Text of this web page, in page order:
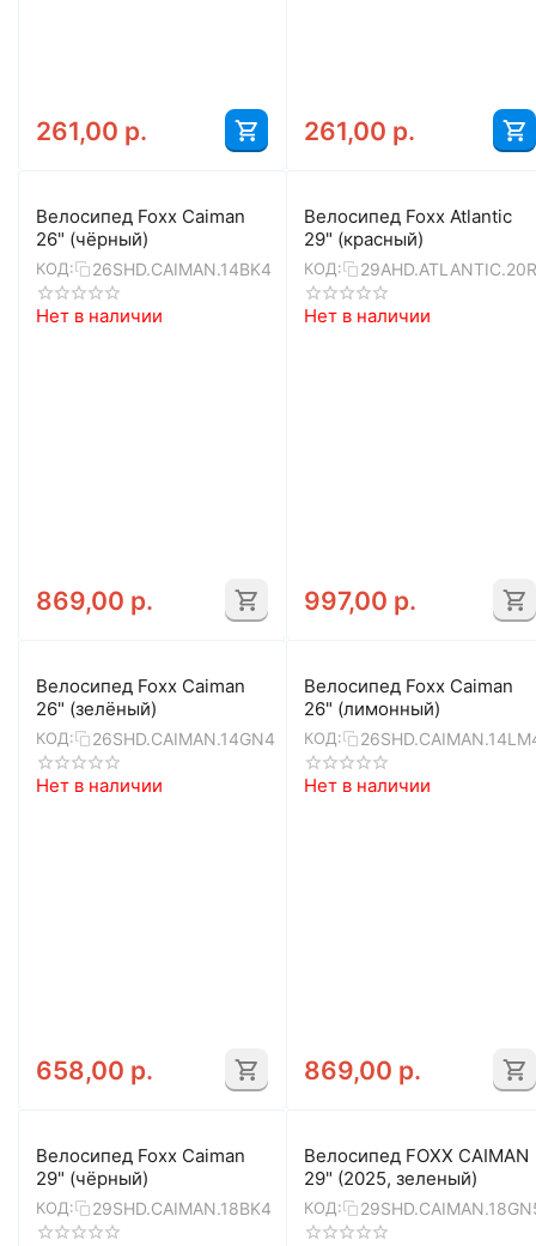
261,00 р. 261,00 р.
Велосипед Foxx Caiman
26" (чёрный)
КОД: 26SHD.CAIMAN.14BK4
Нет в наличии
869,00 р.
Велосипед Foxx Atlantic
29" (красный)
КОД:
Нет в наличии
997,00 р.
Велосипед Foxx Caiman
26" (зелёный)
КОД: 26SHD.CAIMAN.14GN4
Нет в наличии
658,00 р.
Велосипед Foxx Caiman
26" (лимонный)
КОД:
Нет в наличии
869,00 р.
Велосипед Foxx Caiman
29" (чёрный)
КОД: 29SHD.CAIMAN.18BK4
Велосипед FOXX CAIMAN
29" (2025, зеленый)
КОД: